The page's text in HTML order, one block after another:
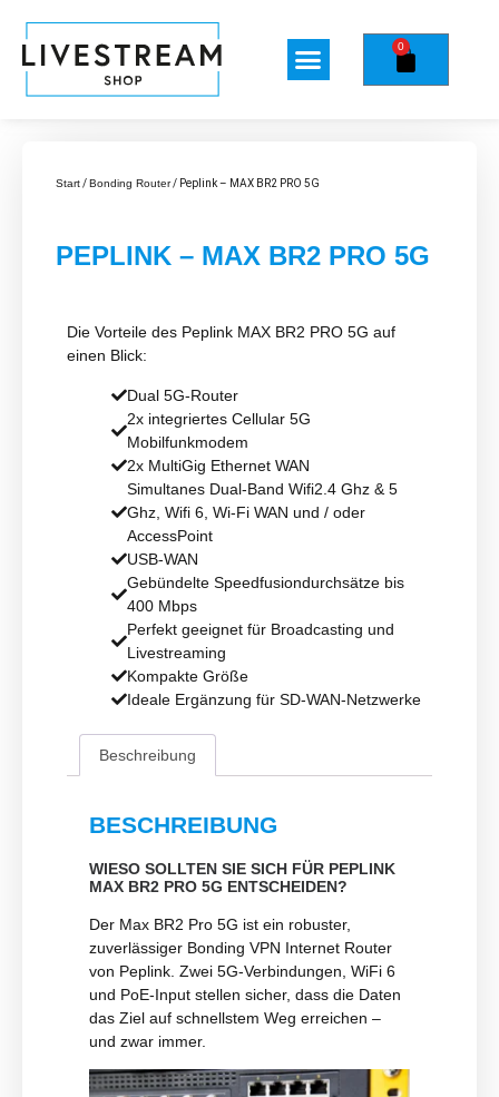
0
Start/Bonding Router/ Peplink – MAX BR2 PRO 5G
PEPLINK – MAX BR2 PRO 5G
Die Vorteile des Peplink MAX BR2 PRO 5G auf
einen Blick:
Dual 5G-Router
2x integriertes Cellular 5G
Mobilfunkmodem
2x MultiGig Ethernet WAN
Simultanes Dual-Band Wifi2.4 Ghz & 5
Ghz, Wifi 6, Wi-Fi WAN und / oder
AccessPoint
USB-WAN
Gebündelte Speedfusiondurchsätze bis
400 Mbps
Perfekt geeignet für Broadcasting und
Livestreaming
Kompakte Größe
Ideale Ergänzung für SD-WAN-Netzwerke
Beschreibung
BESCHREIBUNG
WIESO SOLLTEN SIE SICH FÜR PEPLINK
MAX BR2 PRO 5G ENTSCHEIDEN?
Der Max BR2 Pro 5G ist ein robuster,
zuverlässiger Bonding VPN Internet Router
von Peplink. Zwei 5G-Verbindungen, WiFi 6
und PoE-Input stellen sicher, dass die Daten
das Ziel auf schnellstem Weg erreichen –
und zwar immer.